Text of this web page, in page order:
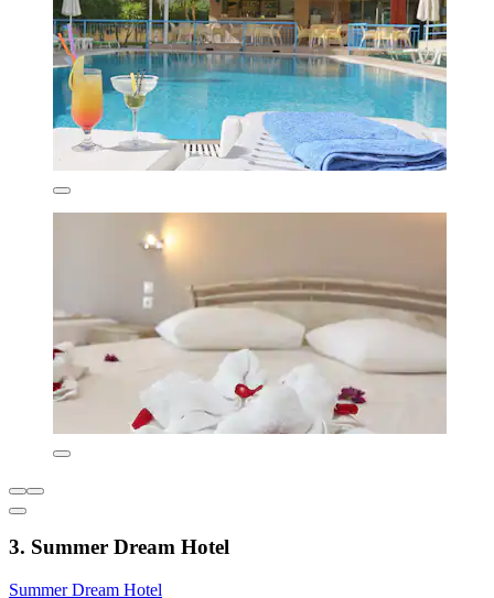
3. Summer Dream Hotel
Summer Dream Hotel